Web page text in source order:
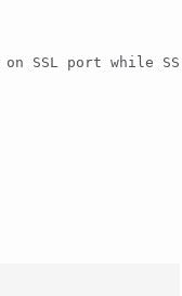
SSL port while